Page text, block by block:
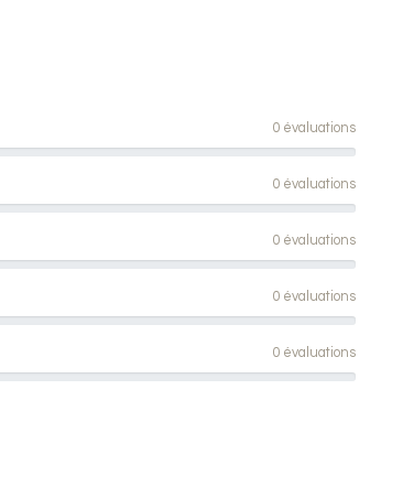
0 évaluations
0 évaluations
0 évaluations
0 évaluations
0 évaluations